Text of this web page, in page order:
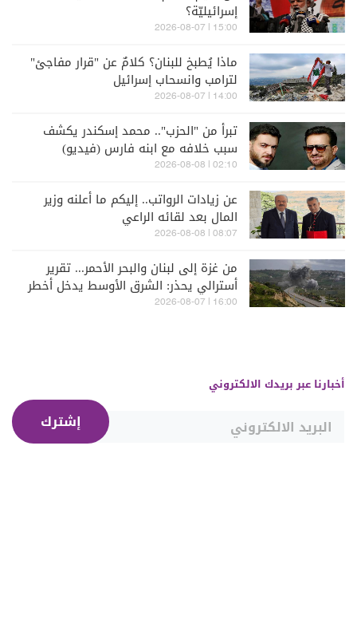
إسرائيليّة؟
15:00 | 2026-08-07
ماذا يُطبخ للبنان؟ كلامٌ عن "قرار مفاجئ"
لترامب وانسحاب إسرائيل
14:00 | 2026-08-07
تبرأ من "الحزب".. محمد إسكندر يكشف
سبب خلافه مع ابنه فارس (فيديو)
02:10 | 2026-08-08
عن زيادات الرواتب.. إليكم ما أعلنه وزير
المال بعد لقائه الراعي
08:07 | 2026-08-08
من غزة إلى لبنان والبحر الأحمر... تقرير
أسترالي يحذر: الشرق الأوسط يدخل أخطر
مراحله
16:00 | 2026-08-07
أخبارنا عبر بريدك الالكتروني
إشترك